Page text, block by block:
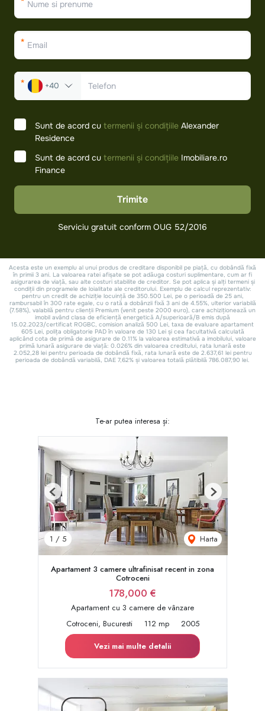
Te-ar putea interesa și:
1 / 5 Harta
Previous Next
Apartament 3 camere ultrafinisat recent in zona
Cotroceni
178,000 €
Apartament cu 3 camere de vânzare
Cotroceni, Bucuresti
112 mp
2005
Vezi mai multe detalii